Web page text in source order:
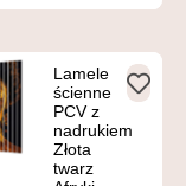
Lamele
ścienne
PCV z
nadrukiem
Złota
twarz